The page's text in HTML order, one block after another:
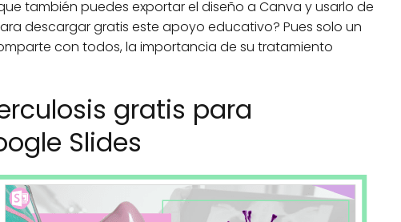
también puedes exportar el diseño a Canva y usarlo de
descargar gratis este apoyo educativo? Pues solo un
con todos, la importancia de su tratamiento
gratis para
Slides